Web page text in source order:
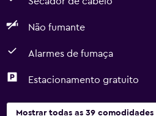
Não fumante
Alarmes de fumaça
Estacionamento gratuito
Mostrar todas as 39 comodidades